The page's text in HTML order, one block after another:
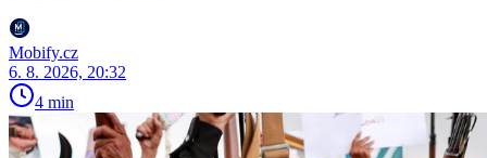
Mobify.cz
6. 8. 2026, 20:32
4 min